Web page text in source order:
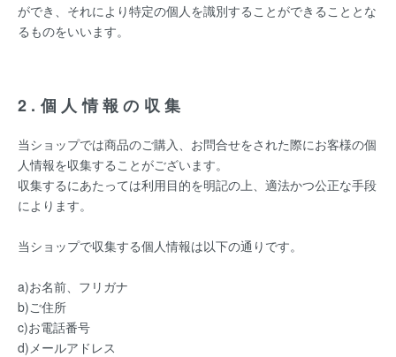
ができ、それにより特定の個人を識別することができることとな
るものをいいます。
2.個人情報の収集
当ショップでは商品のご購入、お問合せをされた際にお客様の個
人情報を収集することがございます。
収集するにあたっては利用目的を明記の上、適法かつ公正な手段
によります。
当ショップで収集する個人情報は以下の通りです。
a)お名前、フリガナ
b)ご住所
c)お電話番号
d)メールアドレス